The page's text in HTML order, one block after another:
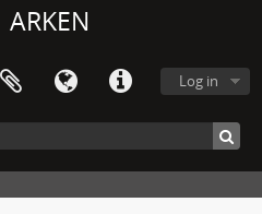
ARKEN
Log in